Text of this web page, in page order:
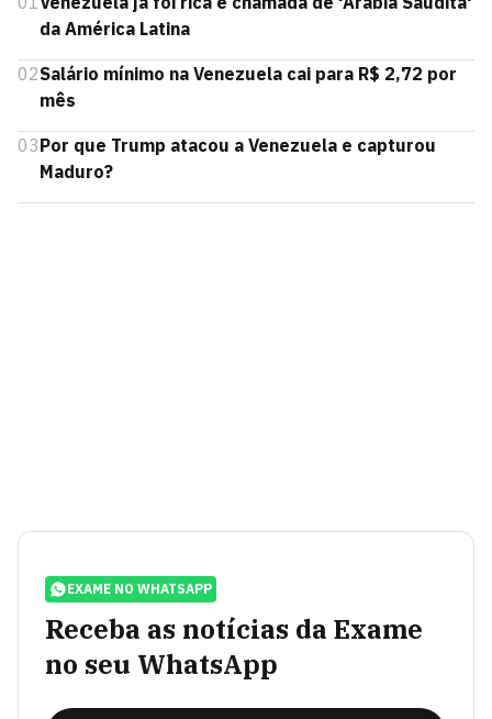
da América Latina
02Salário mínimo na Venezuela cai para R$ 2,72 por
mês
03Por que Trump atacou a Venezuela e capturou
Maduro?
EXAME NO WHATSAPP
Receba as notícias da Exame
no seu WhatsApp